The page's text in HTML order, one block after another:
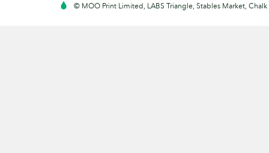
© MOO Print Limited, LABS Triangle, Stables Market,